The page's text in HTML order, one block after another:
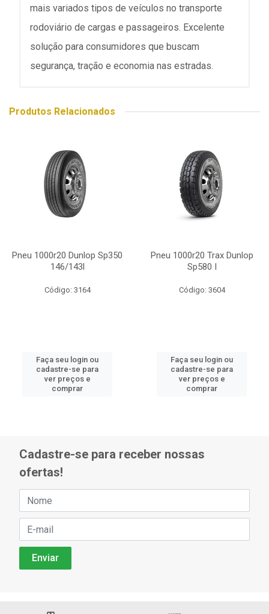
mais variados tipos de veículos no transporte
rodoviário de cargas e passageiros. Excelente
solução para consumidores que buscam
segurança, tração e economia nas estradas.
Produtos Relacionados
Pneu 1000r20 Dunlop Sp350
146/143l
Código: 3164
Faça seu login ou
cadastre-se para
ver preços e
comprar
Pneu 1000r20 Trax Dunlop
Sp580 I
Código: 3604
Faça seu login ou
cadastre-se para
ver preços e
comprar
Cadastre-se para receber nossas
ofertas!